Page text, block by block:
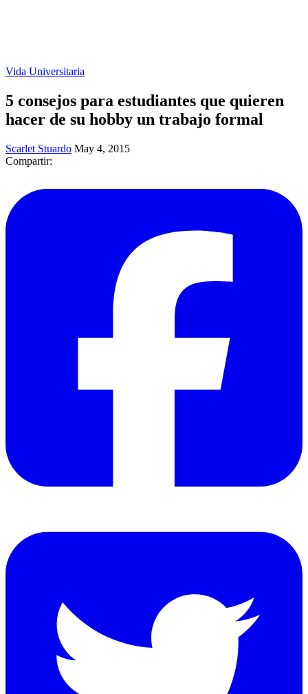
Vida Universitaria
5 consejos para estudiantes que quieren
hacer de su hobby un trabajo formal
Scarlet Stuardo May 4, 2015
Compartir: